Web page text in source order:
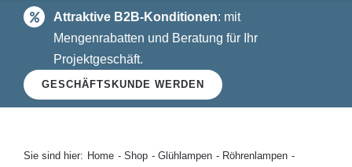
LED
Halogen
Glühlampen
Attraktive B2B-Konditionen: mit
Mengenrabatten und Beratung für Ihr
Projektgeschäft.
GESCHÄFTSKUNDE WERDEN
Sie sind hier: Home Shop Glühlampen
Röhrenlampen